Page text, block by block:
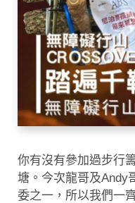
你有沒有參加過步行
塘。今次龍哥及Andy
委之一，所以我們一